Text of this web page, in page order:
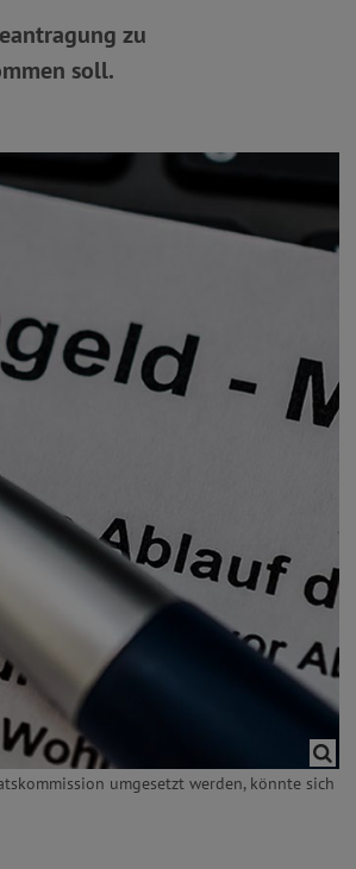
zu
soll.
umgesetzt werden, könnte sich